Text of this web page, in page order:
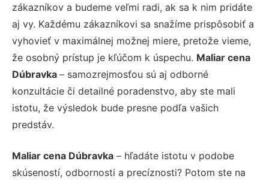
zákazníkov a budeme veľmi radi, ak sa k nim pridáte
aj vy. Každému zákazníkovi sa snažíme prispôsobiť a
vyhovieť v maximálnej možnej miere, pretože vieme,
že osobný prístup je kľúčom k úspechu. Maliar cena
Dúbravka – samozrejmosťou sú aj odborné
konzultácie či detailné poradenstvo, aby ste mali
istotu, že výsledok bude presne podľa vašich
predstáv.
Maliar cena Dúbravka – hľadáte istotu v podobe
skúseností, odbornosti a precíznosti? Potom ste na